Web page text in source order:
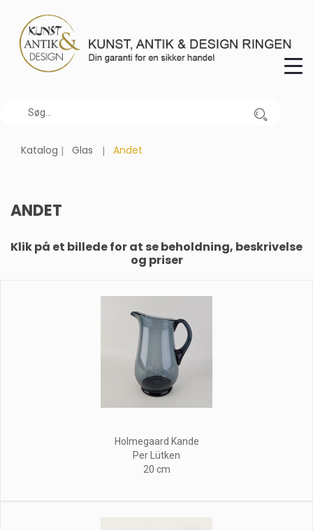
Katalog Glas Andet
ANDET
Klik på et billede for at se beholdning, beskrivelse
og priser
Holmegaard Kande
Per Lütken
20 cm